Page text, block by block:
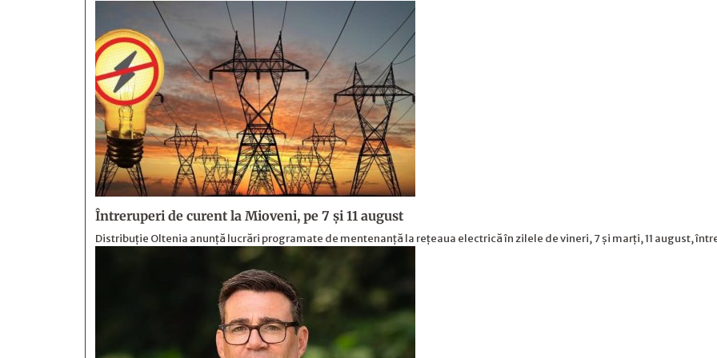
Întreruperi de curent la Mioveni, pe 7 și 11 august
Distribuție Oltenia anunță lucrări programate de mentenanță la rețeaua electrică în zilele de vineri, 7 și marți, 11 august,